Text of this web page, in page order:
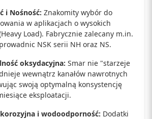
i Nośność: Znakomity wybór do
w aplikacjach o wysokich
Load). Fabrycznie zalecany m.in.
NSK serii NH oraz NS.
oksydacyjna: Smar nie "starzeje
wewnątrz kanałów nawrotnych
swoją optymalną konsystencję
eksploatacji.
i wodoodporność: Dodatki